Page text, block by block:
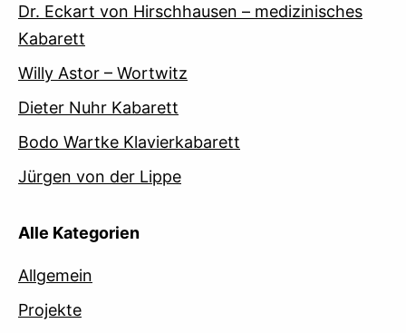
Dr. Eckart von Hirschhausen – medizinisches
Kabarett
Willy Astor – Wortwitz
Dieter Nuhr Kabarett
Bodo Wartke Klavierkabarett
Jürgen von der Lippe
Alle Kategorien
Allgemein
Projekte